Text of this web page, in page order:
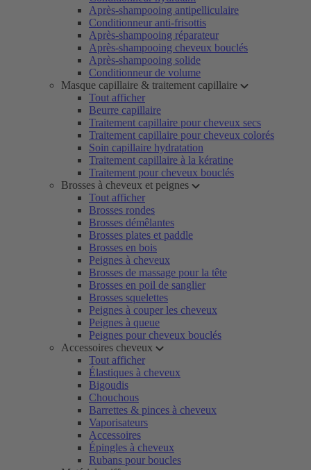
Après-shampooing antipelliculaire
Conditionneur anti-frisottis
Après-shampooing réparateur
Après-shampooing cheveux bouclés
Après-shampooing solide
Conditionneur de volume
Masque capillaire & traitement capillaire
Tout afficher
Beurre capillaire
Traitement capillaire pour cheveux secs
Traitement capillaire pour cheveux colorés
Soin capillaire hydratation
Traitement capillaire à la kératine
Traitement pour cheveux bouclés
Brosses à cheveux et peignes
Tout afficher
Brosses rondes
Brosses démêlantes
Brosses plates et paddle
Brosses en bois
Peignes à cheveux
Brosses de massage pour la tête
Brosses en poil de sanglier
Brosses squelettes
Peignes à couper les cheveux
Peignes à queue
Peignes pour cheveux bouclés
Accessoires cheveux
Tout afficher
Élastiques à cheveux
Bigoudis
Chouchous
Barrettes & pinces à cheveux
Vaporisateurs
Accessoires
Épingles à cheveux
Rubans pour boucles